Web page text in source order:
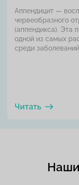
Аппендицит —
червеобразного
(аппендикса). Эта
одной из самых
среди заболеваний
Читать